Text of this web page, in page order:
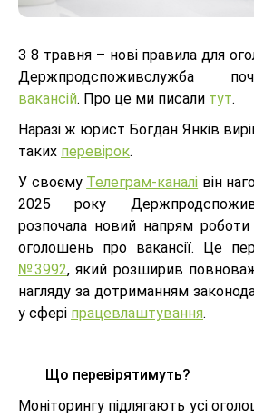
З 8 травня – нові правила для
Держпродспоживслужба
вакансій. Про це ми писали тут.
Наразі ж юрист Богдан Янків
таких перевірок.
У своєму Телеграм-каналі він
2025 року
розпочала новий напрям
оголошень про вакансії. Це
№3992, який розширив
нагляду за дотриманням
у сфері працевлаштування.
Що перевірятимуть?
Моніторингу підлягають усі